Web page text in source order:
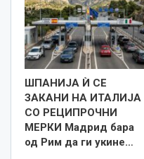
ШПАНИЈА Ѝ СЕ
ЗАКАНИ НА ИТАЛИЈА
СО РЕЦИПРОЧНИ
МЕРКИ Мадрид бара
од Рим да ги укине…